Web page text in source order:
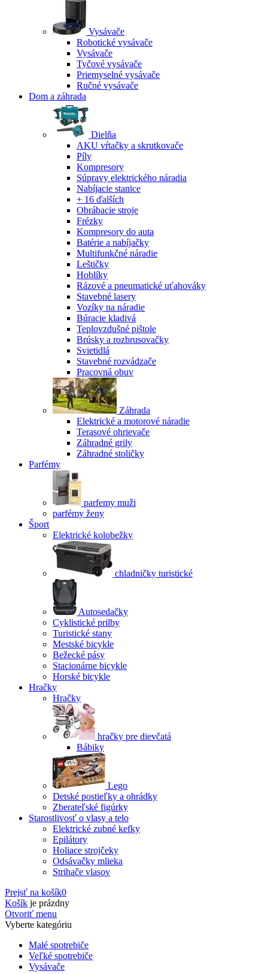
Vysávače
Robotické vysávače
Vysávače
Tyčové vysávače
Priemyselné vysávače
Ručné vysávače
Dom a záhrada
Dielňa
AKU vŕtačky a skrutkovače
Píly
Kompresory
Súpravy elektrického náradia
Nabíjacie stanice
+ 16 ďalších
Obrábacie stroje
Frézky
Kompresory do auta
Batérie a nabíjačky
Multifunkčné náradie
Leštičky
Hoblíky
Rázové a pneumatické uťahováky
Stavebné lasery
Vozíky na náradie
Búracie kladivá
Teplovzdušné pištole
Brúsky a rozbrusovačky
Svietidlá
Stavebné rozvádzače
Pracovná obuv
Záhrada
Elektrické a motorové náradie
Terasové ohrievače
Záhradné grily
Záhradné stoličky
Parfémy
parfemy muži
parfémy ženy
Šport
Elektrické kolobežky
chladničky turistické
Autosedačky
Cyklistické prilby
Turistické stany
Mestské bicykle
Bežecké pásy
Stacionárne bicykle
Horské bicykle
Hračky
Hračky
hračky pre dievčatá
Bábiky
Lego
Detské postieľky a ohrádky
Zberateľské figúrky
Starostlivosť o vlasy a telo
Elektrické zubné kefky
Epilátory
Holiace strojčeky
Odsávačky mlieka
Strihače vlasov
Prejsť na košík0
Košík je prázdny
Otvoriť menu
Vyberte kategóriu
Malé spotrebiče
Veľké spotrebiče
Vysávače